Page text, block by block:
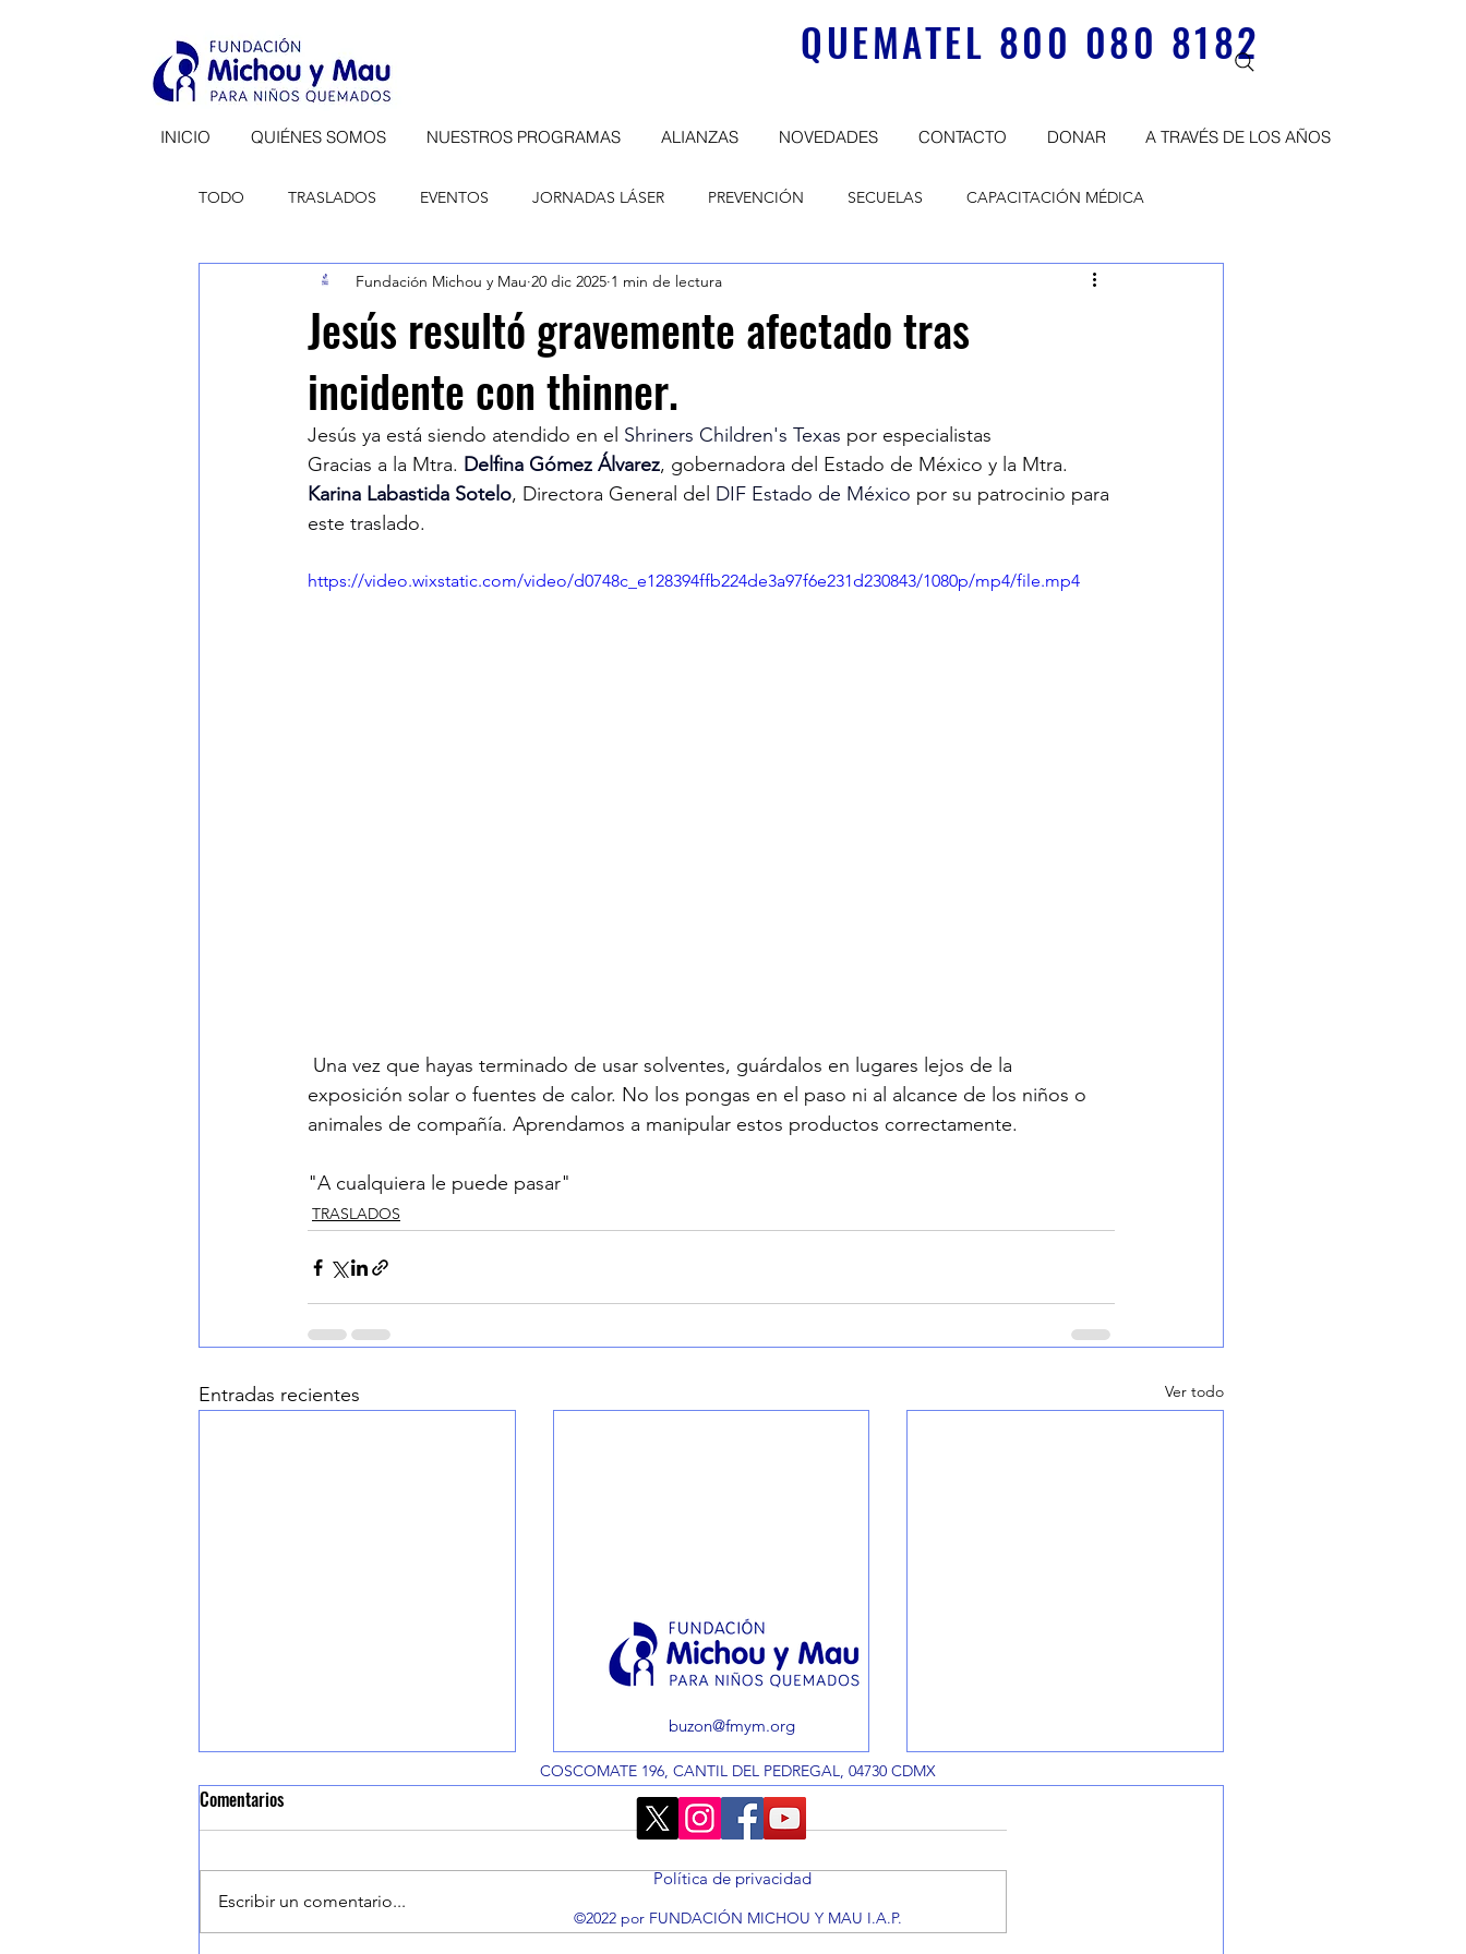
QUEMATEL 800 080 8182
INICIO QUIÉNES SOMOS NUESTROS PROGRAMAS ALIANZAS NOVEDADES CONTACTO DONAR A TRAVÉS DE LOS AÑOS
TODO TRASLADOS EVENTOS JORNADAS LÁSER PREVENCIÓN SECUELAS CAPACITACIÓN MÉDICA
RECONOCIMIENTOS COMUNICADOS DONATIVOS
Jesús resultó gravemente afectado tras
incidente con thinner.
Fundación Michou y Mau 20 dic 2025 1 min de lectura
Jesús ya está siendo atendido en el Shriners Children's Texas por especialistas
Gracias a la Mtra. Delfina Gómez Álvarez, gobernadora del Estado de México y la Mtra.
Karina Labastida Sotelo, Directora General del DIF Estado de México por su patrocinio para
este traslado.
https://video.wixstatic.com/video/d0748c_e128394ffb224de3a97f6e231d230843/1080p/mp4/file.mp4
Una vez que hayas terminado de usar solventes, guárdalos en lugares lejos de la
exposición solar o fuentes de calor. No los pongas en el paso ni al alcance de los niños o
animales de compañía. Aprendamos a manipular estos productos correctamente.
"A cualquiera le puede pasar"
TRASLADOS
Entradas recientes Ver todo
Comentarios
Escribir un comentario...
buzon@fmym.org
COSCOMATE 196, CANTIL DEL PEDREGAL, 04730 CDMX
Política de privacidad
©2022 por FUNDACIÓN MICHOU Y MAU I.A.P.